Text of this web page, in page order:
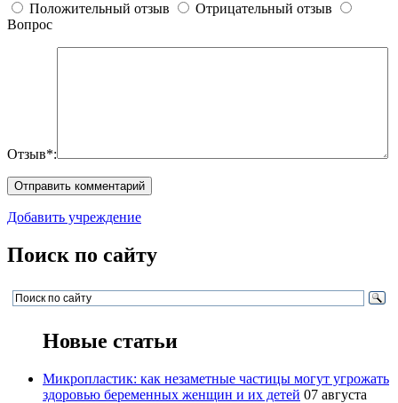
Положительный отзыв
Отрицательный отзыв
Вопрос
Отзыв*:
Добавить учреждение
Поиск по сайту
Новые статьи
Микропластик: как незаметные частицы могут угрожать
здоровью беременных женщин и их детей 07 августа